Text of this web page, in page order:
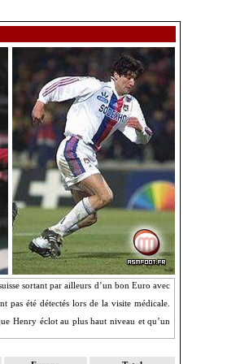
sortant par ailleurs d’un bon Euro avec
pas été détectés lors de la visite médicale.
Henry éclot au plus haut niveau et qu’un